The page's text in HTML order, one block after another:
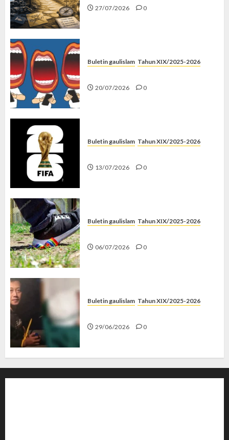
27/07/2026 0
Buletin gaulislam Tahun XIX/2025-2026
20/07/2026 0
Buletin gaulislam Tahun XIX/2025-2026
13/07/2026 0
Buletin gaulislam Tahun XIX/2025-2026
06/07/2026 0
Buletin gaulislam Tahun XIX/2025-2026
29/06/2026 0